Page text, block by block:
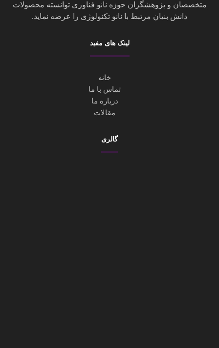
متخصصان و پژوهشگران حوزه نانو فناوری توانسته محصولات
دانش بنیان مرتبط با نانو تکنولوژی را عرضه نماید.
لینک های مفید
خانه
تماس با ما
درباره ما
مقالات
گالری